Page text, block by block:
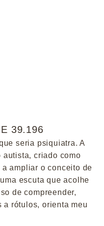
39.196
seria psiquiatra. A
autista, criado como
ampliar o conceito de
escuta que acolhe
de compreender,
a rótulos, orienta meu